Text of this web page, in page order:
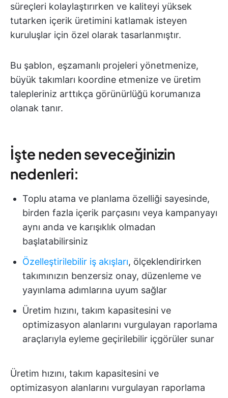
süreçleri kolaylaştırırken ve kaliteyi yüksek
tutarken içerik üretimini katlamak isteyen
kuruluşlar için özel olarak tasarlanmıştır.
Bu şablon, eşzamanlı projeleri yönetmenize,
büyük takımları koordine etmenize ve üretim
talepleriniz arttıkça görünürlüğü korumanıza
olanak tanır.
İşte neden seveceğinizin
nedenleri:
Toplu atama ve planlama özelliği sayesinde,
birden fazla içerik parçasını veya kampanyayı
aynı anda ve karışıklık olmadan
başlatabilirsiniz
Özelleştirilebilir iş akışları, ölçeklendirirken
takımınızın benzersiz onay, düzenleme ve
yayınlama adımlarına uyum sağlar
Üretim hızını, takım kapasitesini ve
optimizasyon alanlarını vurgulayan raporlama
araçlarıyla eyleme geçirilebilir içgörüler sunar
Üretim hızını, takım kapasitesini ve
optimizasyon alanlarını vurgulayan raporlama